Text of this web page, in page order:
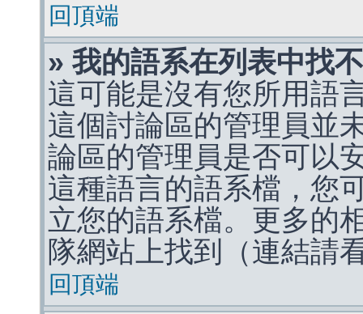
回頂端
» 我的語系在列表中找
這可能是沒有您所用語
這個討論區的管理員並
論區的管理員是否可以
這種語言的語系檔，您
立您的語系檔。更多的
隊網站上找到（連結請
回頂端